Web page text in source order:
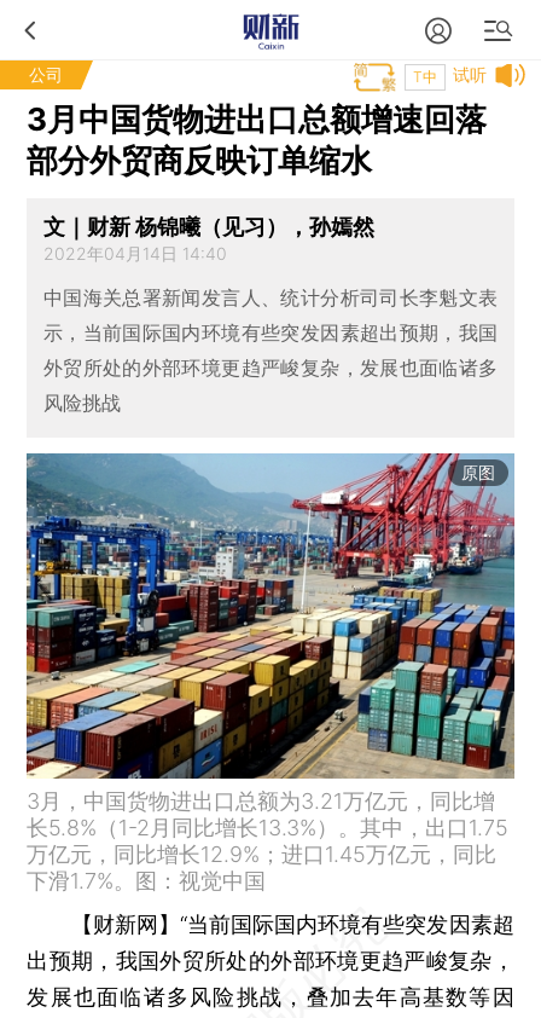
公司 试听
T中
3月中国货物进出口总额增速回落
部分外贸商反映订单缩水
文｜财新 杨锦曦（见习），孙嫣然
2022年04月14日 14:40
中国海关总署新闻发言人、统计分析司司长李魁文表
示，当前国际国内环境有些突发因素超出预期，我国
外贸所处的外部环境更趋严峻复杂，发展也面临诸多
风险挑战
原图
3月，中国货物进出口总额为3.21万亿元，同比增
长5.8%（1-2月同比增长13.3%）。其中，出口1.75
万亿元，同比增长12.9%；进口1.45万亿元，同比
下滑1.7%。图：视觉中国
【财新网】 “当前国际国内环境有些突发因素超
出预期，我国外贸所处的外部环境更趋严峻复杂，
发展也面临诸多风险挑战，叠加去年高基数等因